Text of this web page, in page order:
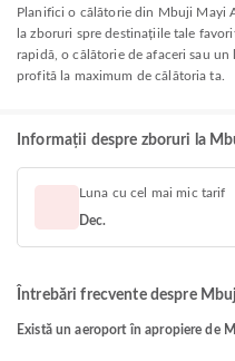
Planifici o călătorie din Mbuji Mayi
la zboruri spre destinațiile tale
rapidă, o călătorie de afaceri sau
profită la maximum de călătoria ta.
Informații despre zboruri la
Luna cu cel mai mic tarif
Dec.
Întrebări frecvente despre
Există un aeroport în apropiere de